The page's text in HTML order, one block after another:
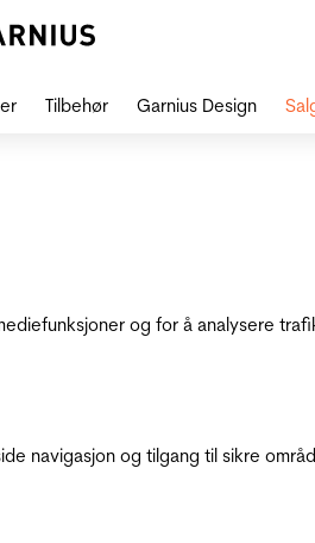
og for å analysere
navigasjon og tilgang til sikre
Tilbehør Garnius Design